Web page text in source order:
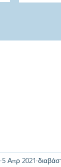
5 Απρ 2021